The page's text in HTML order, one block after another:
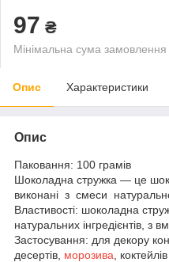
97 ₴
Мінімальна сума
Опис Характеристики
Опис
Паковання: 100 грамів
Шоколадна стружка — це
виконані з смеси
Властивості: шоколадна
натуральних інгредієнтів, з
Застосування: для декору
десертів, морозива , коктейлів